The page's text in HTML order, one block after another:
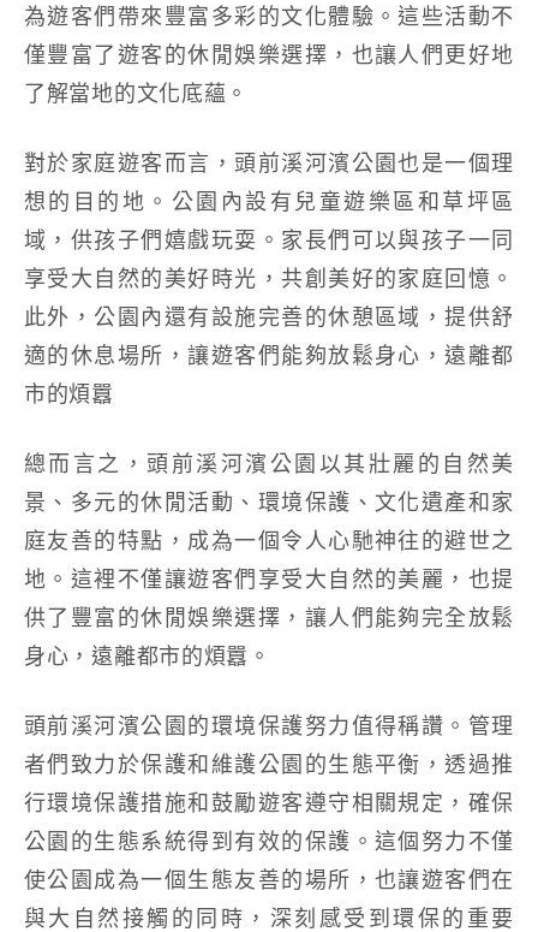
為遊客們帶來豐富多彩的文化體驗。這些活動不
僅豐富了遊客的休閒娛樂選擇，也讓人們更好地
了解當地的文化底蘊。
對於家庭遊客而言，頭前溪河濱公園也是一個理
想的目的地。公園內設有兒童遊樂區和草坪區
域，供孩子們嬉戲玩耍。家長們可以與孩子一同
享受大自然的美好時光，共創美好的家庭回憶。
此外，公園內還有設施完善的休憩區域，提供舒
適的休息場所，讓遊客們能夠放鬆身心，遠離都
市的煩囂
總而言之，頭前溪河濱公園以其壯麗的自然美
景、多元的休閒活動、環境保護、文化遺產和家
庭友善的特點，成為一個令人心馳神往的避世之
地。這裡不僅讓遊客們享受大自然的美麗，也提
供了豐富的休閒娛樂選擇，讓人們能夠完全放鬆
身心，遠離都市的煩囂。
頭前溪河濱公園的環境保護努力值得稱讚。管理
者們致力於保護和維護公園的生態平衡，透過推
行環境保護措施和鼓勵遊客遵守相關規定，確保
公園的生態系統得到有效的保護。這個努力不僅
使公園成為一個生態友善的場所，也讓遊客們在
與大自然接觸的同時，深刻感受到環保的重要